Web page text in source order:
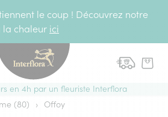
le coup ! Découvrez notre
la chaleur ici
en 4h par un fleuriste Interflora
(80) › Offoy